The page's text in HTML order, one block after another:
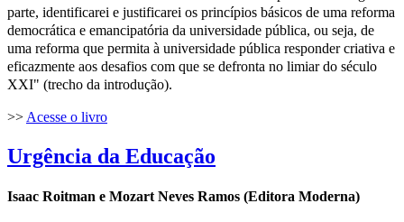
parte, identificarei e justificarei os princípios básicos de uma reforma
democrática e emancipatória da universidade pública, ou seja, de
uma reforma que permita à universidade pública responder criativa e
eficazmente aos desafios com que se defronta no limiar do século
XXI" (trecho da introdução).
>>Acesse o livro
Urgência da Educação
Isaac Roitman e Mozart Neves Ramos (Editora Moderna)